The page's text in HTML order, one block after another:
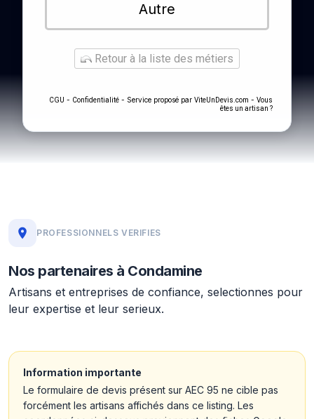
Autre
Retour à la liste des métiers
CGU - Confidentialité - Service proposé par ViteUnDevis.com - Vous
êtes un artisan ?
PROFESSIONNELS VERIFIES
Nos partenaires à Condamine
Artisans et entreprises de confiance, selectionnes pour
leur expertise et leur serieux.
Information importante
Le formulaire de devis présent sur AEC 95 ne cible pas
forcément les artisans affichés dans ce listing. Les